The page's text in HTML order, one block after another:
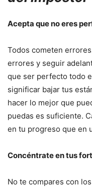
Acepta que no eres
Todos cometen
errores y seguir
que ser perfecto todo
significar bajar tus
hacer lo mejor que
puedas es suficiente.
en tu progreso que en
Concéntrate en tus
No te compares con